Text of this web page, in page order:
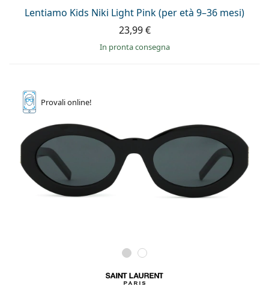
Lentiamo Kids Niki Light Pink (per età 9–36 mesi)
23,99 €
in pronta consegna
Provalionline!